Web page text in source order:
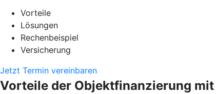
Vorteile
Lösungen
Rechenbeispiel
Versicherung
Jetzt Termin vereinbaren
Vorteile der Objektfinanzierung mit